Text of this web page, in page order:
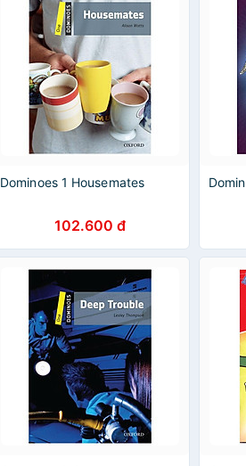
Dominoes 1 Housemates
102.600 đ